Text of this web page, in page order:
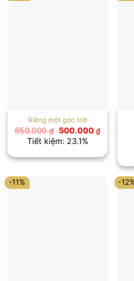
Riêng một góc trời
650.000₫
Giá
gốc
là:
500.000 ₫Giá
hiện
là:
500.000
Tiết kiệm: 23.1%
-11% -